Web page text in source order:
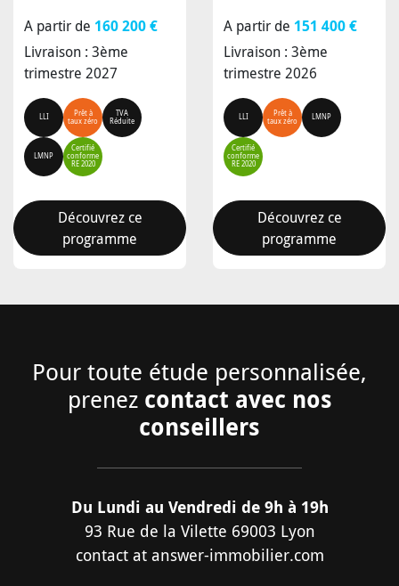
A partir de 160 200 €
Livraison : 3ème
trimestre 2027
LLI
Prêt à
taux zéro
TVA
Réduite
LMNP
Certifié
conforme
RE 2020
Découvrez ce
programme
A partir de 151 400 €
Livraison : 3ème
trimestre 2026
LLI
Prêt à
taux zéro
LMNP
Certifié
conforme
RE 2020
Découvrez ce
programme
Pour toute étude personnalisée,
prenez contact avec nos
conseillers
Du Lundi au Vendredi de 9h à 19h
93 Rue de la Vilette 69003 Lyon
contact at answer-immobilier.com